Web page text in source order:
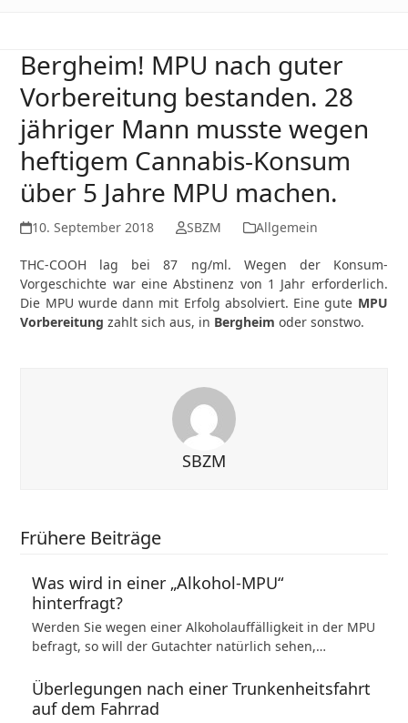
Bergheim! MPU nach guter
Vorbereitung bestanden. 28
jähriger Mann musste wegen
heftigem Cannabis-Konsum
über 5 Jahre MPU machen.
10. September 2018 SBZM Allgemein
THC-COOH lag bei 87 ng/ml. Wegen der Konsum-
Vorgeschichte war eine Abstinenz von 1 Jahr erforderlich.
Die MPU wurde dann mit Erfolg absolviert. Eine gute MPU
Vorbereitung zahlt sich aus, in Bergheim oder sonstwo.
SBZM
Frühere Beiträge
Was wird in einer „Alkohol-MPU“
hinterfragt?
Werden Sie wegen einer Alkoholauffälligkeit in der MPU
befragt, so will der Gutachter natürlich sehen,…
Überlegungen nach einer Trunkenheitsfahrt
auf dem Fahrrad